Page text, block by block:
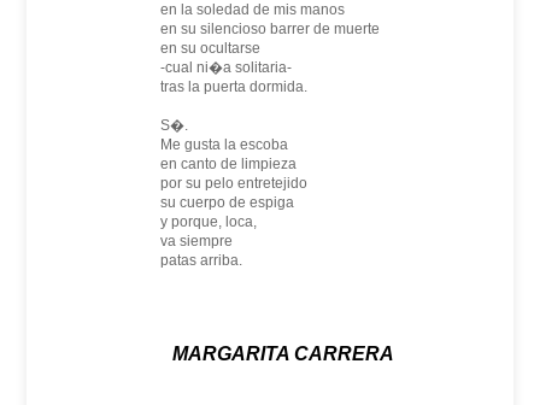
en la soledad de mis manos
en su silencioso barrer de muerte
en su ocultarse
-cual ni�a solitaria-
tras la puerta dormida.
S�.
Me gusta la escoba
en canto de limpieza
por su pelo entretejido
su cuerpo de espiga
y porque, loca,
va siempre
patas arriba.
MARGARITA CARRERA